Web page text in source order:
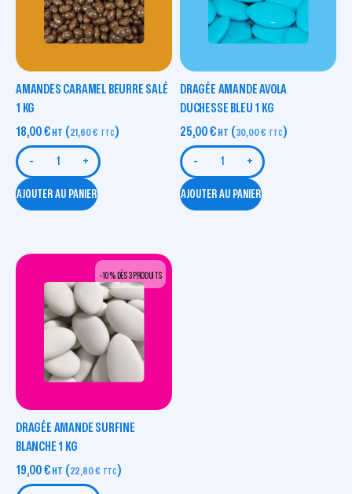
AMANDES CARAMEL BEURRE SALÉ
1 KG
18,00€ HT (21,60€ TTC)
- +
AJOUTER AU PANIER
DRAGÉE AMANDE AVOLA
DUCHESSE BLEU 1 KG
25,00€ HT (30,00€ TTC)
- +
AJOUTER AU PANIER
-10 % DÈS 3 PRODUITS
DRAGÉE AMANDE SURFINE
BLANCHE 1 KG
19,00€ HT (22,80€ TTC)